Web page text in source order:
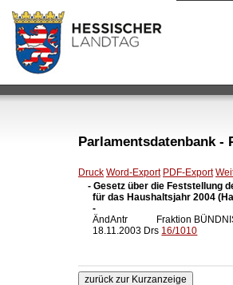
Parlamentsdatenbank -
Druck Word-Export PDF-Export
- Gesetz über die Feststellung
für das Haushaltsjahr 2004
  -
ÄndAntr            Fraktion
  18.11.2003 Drs
16/1010